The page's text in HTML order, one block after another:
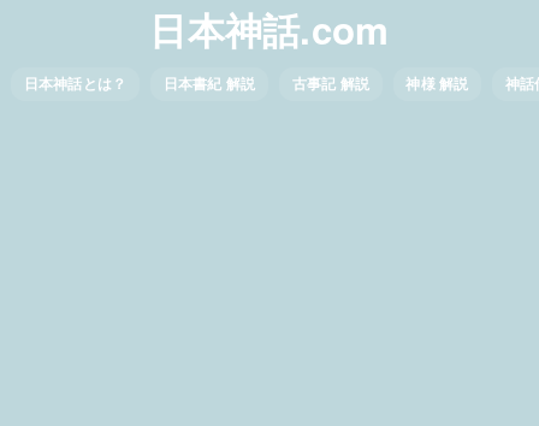
日本神話.com
日本神話とは？ 日本書紀 解説 古事記 解説 神様 解説 神話